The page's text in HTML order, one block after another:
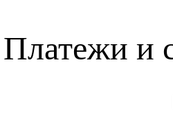
Платежи и